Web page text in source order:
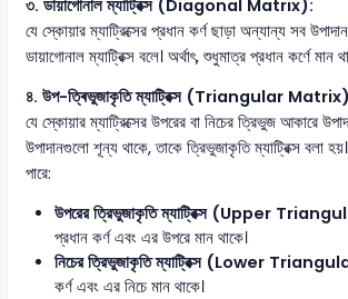
৩. ডায়াগোনাল ম্যাট্রিক্স (Diagonal Matrix):
যে স্কোয়ার ম্যাট্রিক্সের প্রধান কর্ণ ছাড়া অন্যান্য সব
ডায়াগোনাল ম্যাট্রিক্স বলে। অর্থাৎ, শুধুমাত্র প্রধান কর্ণে মান
৪. উপ-ত্ৰিভুজাকৃতি ম্যাট্রিক্স (Triangular
যে স্কোয়ার ম্যাট্রিক্সের উপরের বা নিচের ত্রিভুজ আকারে
উপাদানগুলো শূন্য থাকে, তাকে ত্রিভুজাকৃতি ম্যাট্রিক্স বলা
পারে:
উপরের ত্রিভুজাকৃতি ম্যাট্রিক্স (Upper
প্রধান কর্ণ এবং এর উপরে মান থাকে।
নিচের ত্রিভুজাকৃতি ম্যাট্রিক্স (Lower
কর্ণ এবং এর নিচে মান থাকে।